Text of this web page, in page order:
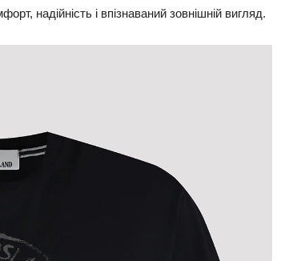
надійність і впізнаваний зовнішній вигляд.